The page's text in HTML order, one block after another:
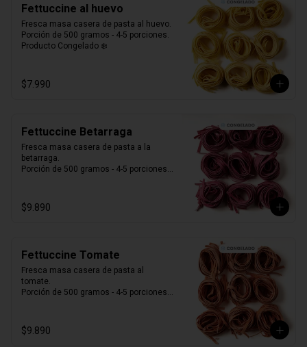
Fettuccine al huevo
Fresca masa casera de pasta al huevo.
Porción de 500 gramos - 4-5 porciones.
Producto Congelado ❄️
$7.990
Fettuccine Betarraga
Fresca masa casera de pasta a la
betarraga.
Porción de 500 gramos - 4-5 porciones.
$9.890
Fettuccine Tomate
Fresca masa casera de pasta al
tomate.
Porción de 500 gramos - 4-5 porciones.
$9.890